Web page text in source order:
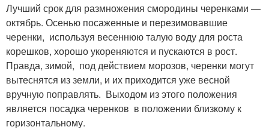
Лучший срок для размножения смородины черенками —
октябрь. Осенью посаженные и перезимовавшие
черенки, используя весеннюю талую воду для роста
корешков, хорошо укореняются и пускаются в рост.
Правда, зимой, под действием морозов, черенки могут
вытеснятся из земли, и их приходится уже весной
вручную поправлять. Выходом из этого положения
является посадка черенков в положении близкому к
горизонтальному.